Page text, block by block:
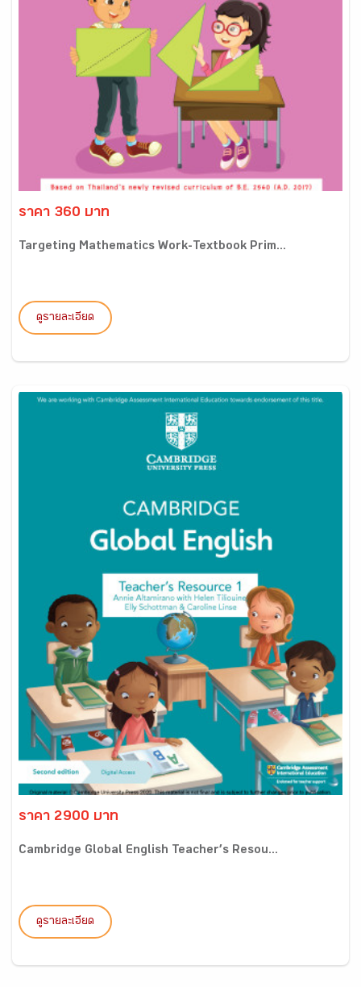
ราคา 360 บาท
Targeting Mathematics Work-Textbook Prim...
ดูรายละเอียด
ราคา 2900 บาท
Cambridge Global English Teacher’s Resou...
ดูรายละเอียด